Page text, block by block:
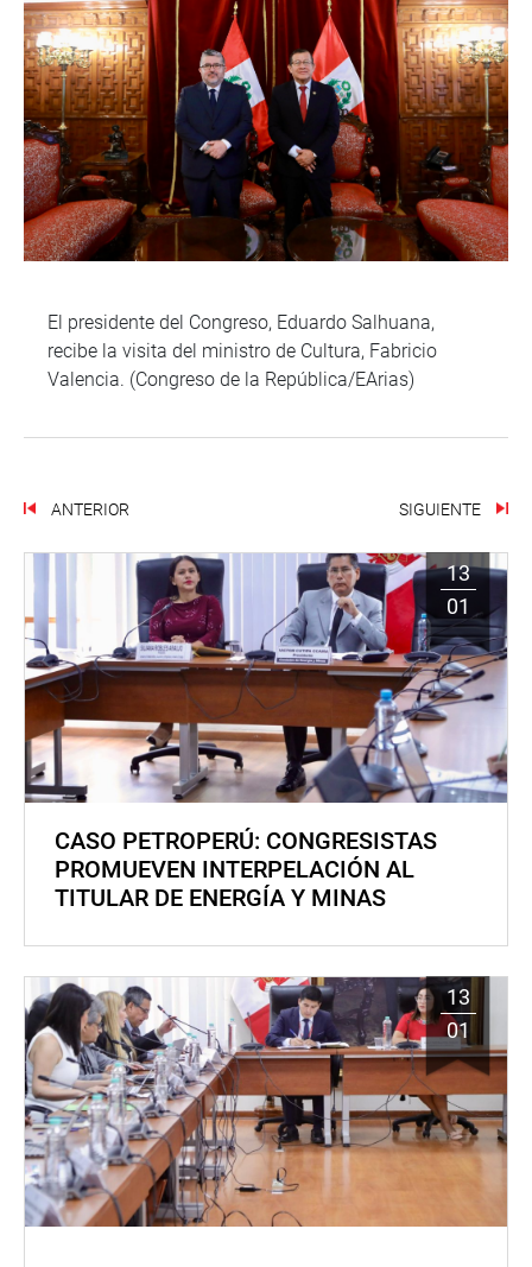
El presidente del Congreso, Eduardo Salhuana,
recibe la visita del ministro de Cultura, Fabricio
Valencia. (Congreso de la República/EArias)
ANTERIOR SIGUIENTE
13
01
CASO PETROPERÚ: CONGRESISTAS
PROMUEVEN INTERPELACIÓN AL
TITULAR DE ENERGÍA Y MINAS
13
01